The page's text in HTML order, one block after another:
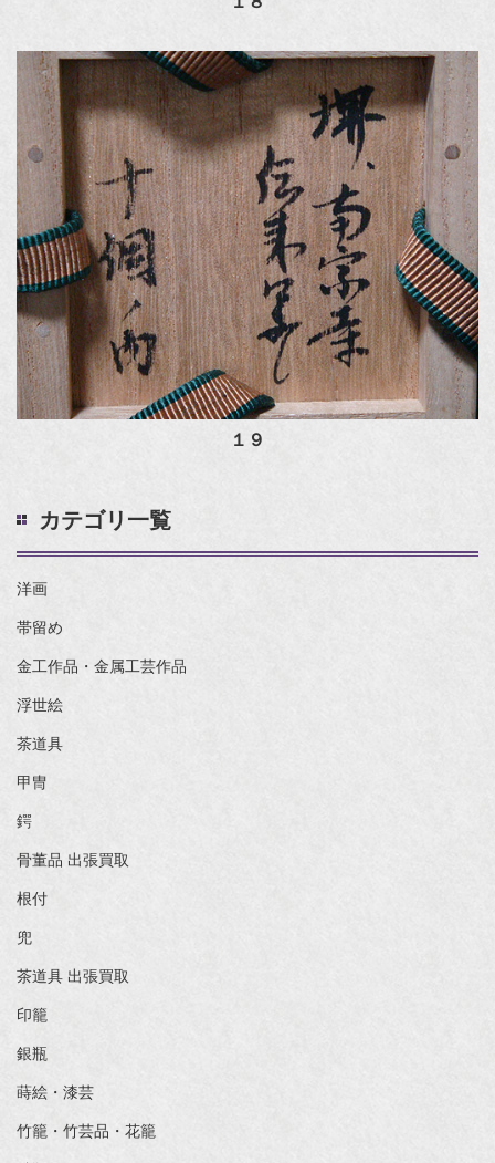
１９
カテゴリ一覧
洋画
帯留め
金工作品・金属工芸作品
浮世絵
茶道具
甲冑
鍔
骨董品 出張買取
根付
兜
茶道具 出張買取
印籠
銀瓶
蒔絵・漆芸
竹籠・竹芸品・花籠